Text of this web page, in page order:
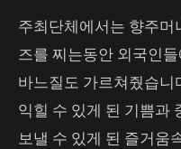
주최단체에서는 향주
즈를 찌는동안 외국인
바느질도 가르쳐줬습
익힐 수 있게 된 기쁨과
보낼 수 있게 된 즐거움